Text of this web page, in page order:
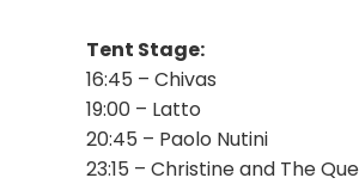
Tent Stage:
16:45 – Chivas
19:00 – Latto
20:45 – Paolo Nutini
23:15 – Christine and The